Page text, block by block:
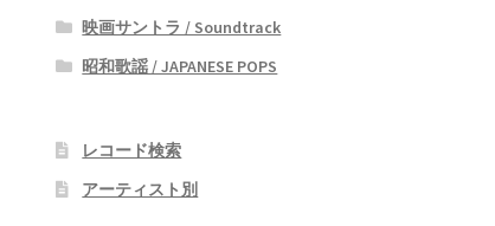
映画サントラ / Soundtrack
昭和歌謡 / JAPANESE POPS
レコード検索
アーティスト別